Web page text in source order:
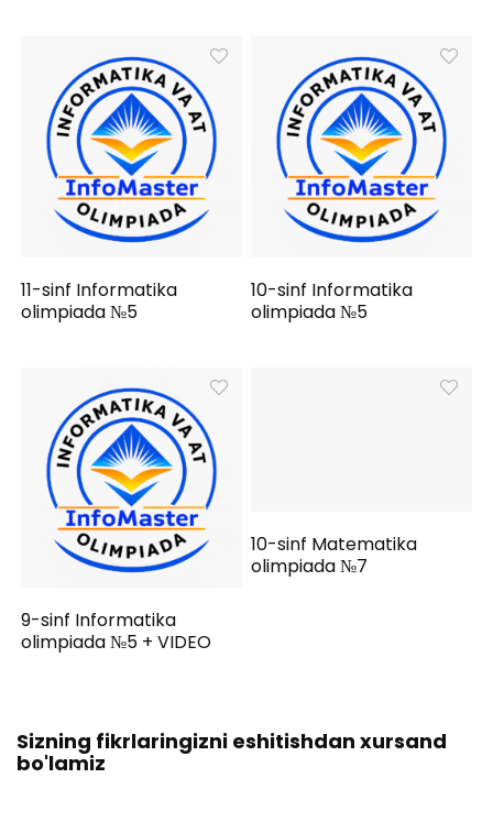
11-sinf Informatika
olimpiada №5
10-sinf Informatika
olimpiada №5
9-sinf Informatika
olimpiada №5 + VIDEO
10-sinf Matematika
olimpiada №7
Sizning fikrlaringizni eshitishdan xursand
bo'lamiz